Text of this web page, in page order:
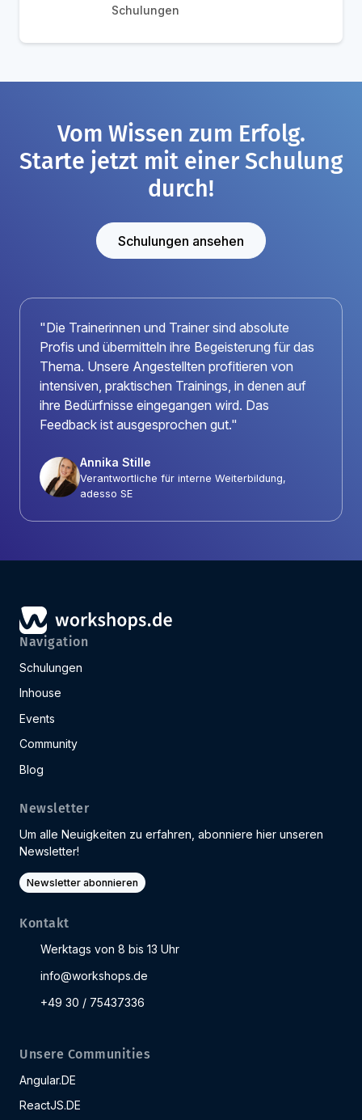
Schulungen
Vom Wissen zum Erfolg.
Starte jetzt mit einer Schulung
durch!
Schulungen ansehen
"Die Trainerinnen und Trainer sind absolute
Profis und übermitteln ihre Begeisterung für das
Thema. Unsere Angestellten profitieren von
intensiven, praktischen Trainings, in denen auf
ihre Bedürfnisse eingegangen wird. Das
Feedback ist ausgesprochen gut."
Annika Stille
Verantwortliche für interne Weiterbildung,
adesso SE
Navigation
Schulungen
Inhouse
Events
Community
Blog
Newsletter
Um alle Neuigkeiten zu erfahren, abonniere hier unseren
Newsletter!
Newsletter abonnieren
Kontakt
Werktags von 8 bis 13 Uhr
info@workshops.de
+49 30 / 75437336
Unsere Communities
Angular.DE
ReactJS.DE